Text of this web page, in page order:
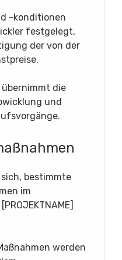
-konditionen
festgelegt,
der von der
die
und
bestimmte
im
werden